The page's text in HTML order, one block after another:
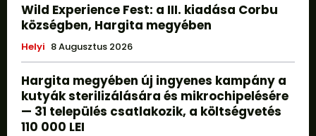
Wild Experience Fest: a III. kiadása Corbu
községben, Hargita megyében
Helyi 8 Augusztus 2026
Hargita megyében új ingyenes kampány a
kutyák sterilizálására és mikrochipelésére
— 31 település csatlakozik, a költségvetés
110 000 LEI